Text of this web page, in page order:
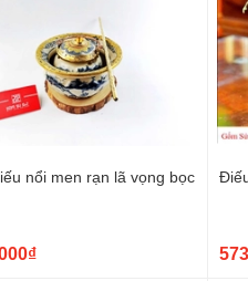
nổi men rạn lã vọng bọc